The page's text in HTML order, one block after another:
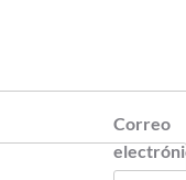
Correo